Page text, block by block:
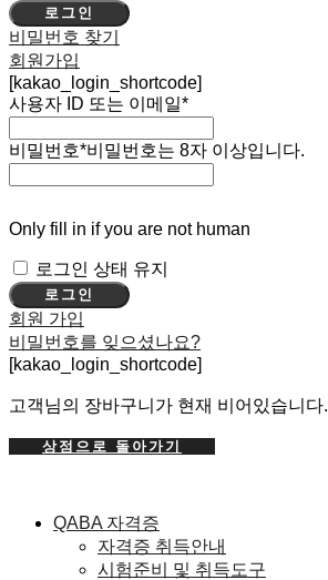
로그인
비밀번호 찾기
회원가입
[kakao_login_shortcode]
사용자 ID 또는 이메일*
비밀번호*비밀번호는 8자 이상입니다.
Only fill in if you are not human
로그인 상태 유지
회원 가입
비밀번호를 잊으셨나요?
[kakao_login_shortcode]
고객님의 장바구니가 현재 비어있습니다.
상점으로 돌아가기
QABA 자격증
자격증 취득안내
시험준비 및 취득도구